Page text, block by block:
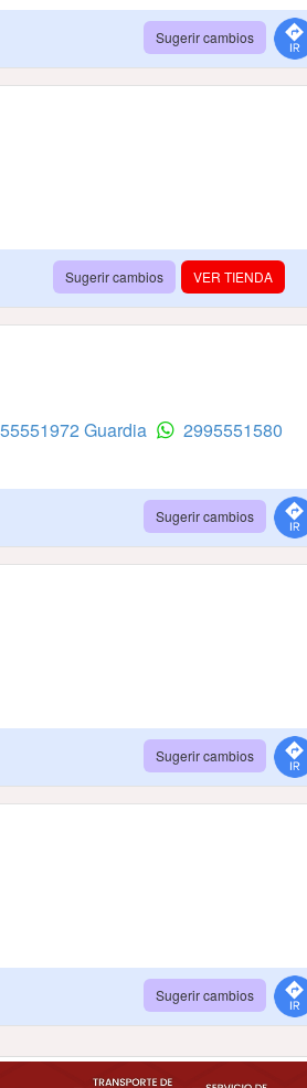
Sugerir cambios
VER TIENDA
Sugerir cambios
Guardia 2995551580
Sugerir cambios
Sugerir cambios
Sugerir cambios